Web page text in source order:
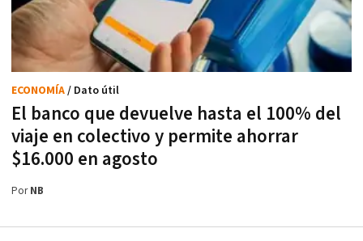
El banco que devuelve hasta el 100% del
viaje en colectivo y permite ahorrar
$16.000 en agosto
ECONOMÍA/ Dato útil
PorNB